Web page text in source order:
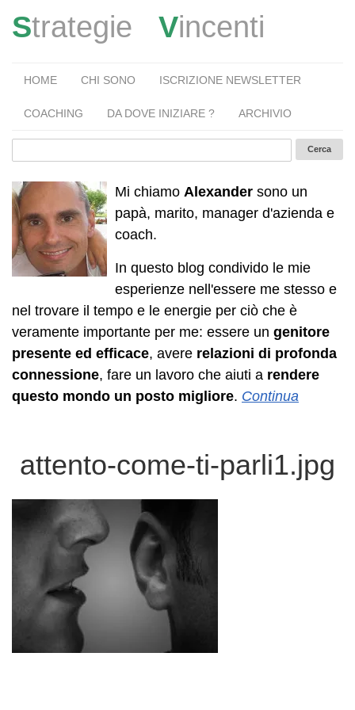
Strategie Vincenti
HOME CHI SONO ISCRIZIONE NEWSLETTER
COACHING DA DOVE INIZIARE ? ARCHIVIO
Mi chiamo Alexander sono un
papà, marito, manager d'azienda e
coach.
In questo blog condivido le mie
esperienze nell'essere me stesso e
nel trovare il tempo e le energie per ciò che è
veramente importante per me: essere un genitore
presente ed efficace, avere relazioni di profonda
connessione, fare un lavoro che aiuti a rendere
questo mondo un posto migliore. Continua
attento-come-ti-parli1.jpg